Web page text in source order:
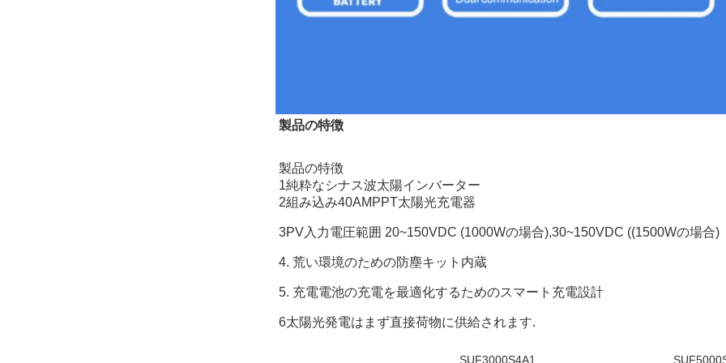
製品の特徴
製品の特徴
1純粋なシナス波太陽インバーター
2組み込み40AMPPT太陽光充電器
3PV入力電圧範囲 20~150VDC (1000Wの場合),30~150VDC ((1500Wの場合)
4. 荒い環境のための防塵キット内蔵
5. 充電電池の充電を最適化するためのスマート充電設計
6太陽光発電はまず直接荷物に供給されます.
SUF3000S4A1